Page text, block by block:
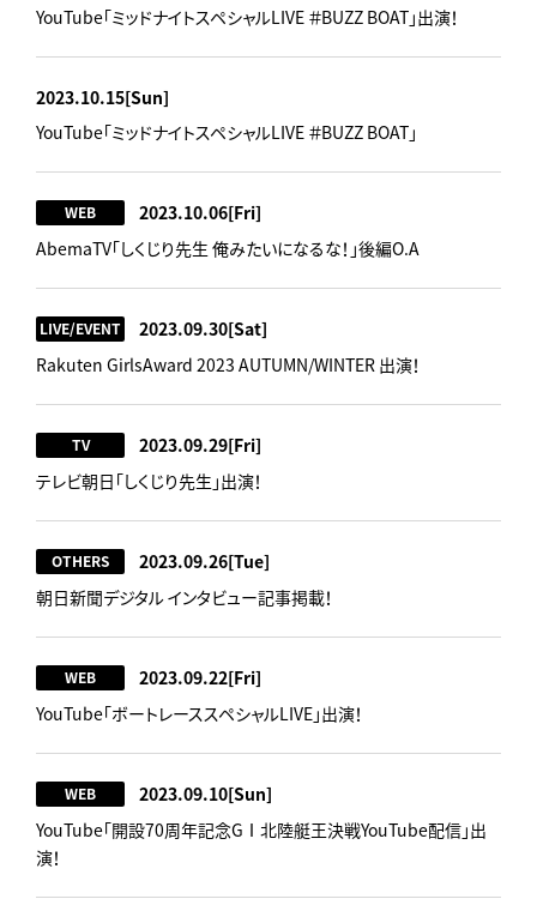
YouTube「ミッドナイトスペシャルLIVE ＃BUZZ BOAT」出演！
2023.10.15[Sun]
YouTube「ミッドナイトスペシャルLIVE ＃BUZZ BOAT」
WEB 2023.10.06[Fri]
AbemaTV「しくじり先生 俺みたいになるな！」後編O.A
LIVE/EVENT 2023.09.30[Sat]
Rakuten GirlsAward 2023 AUTUMN/WINTER 出演！
TV 2023.09.29[Fri]
テレビ朝日「しくじり先生」出演！
OTHERS 2023.09.26[Tue]
朝日新聞デジタル インタビュー記事掲載！
WEB 2023.09.22[Fri]
YouTube「ボートレーススペシャルLIVE」出演！
WEB 2023.09.10[Sun]
YouTube「開設70周年記念GⅠ北陸艇王決戦YouTube配信」出
演！